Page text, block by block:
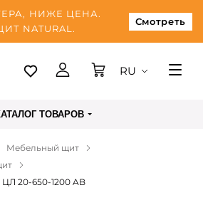
НИЖЕ ЦЕНА.
NATURAL.
Смотреть
RU
ТОВАРОВ
Мебельный щит
20-650-1200 AB